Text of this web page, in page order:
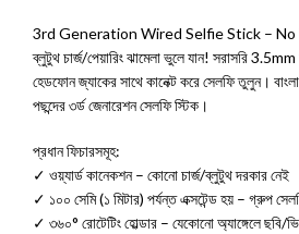
3rd Generation Wired Selfie Stick –
ব্লুটুথ চার্জ/পেয়ারিং ঝামেলা ভুলে যান! সরাসরি
হেডফোন জ্যাকের সাথে কানেক্ট করে সেলফি তুলুন।
পছন্দের ৩র্ড জেনারেশন সেলফি স্টিক।
প্রধান ফিচারসমূহ:
✓ ওয়্যার্ড কানেকশন – কোনো চার্জ/ব্লুটুথ দরকার নেই
✓ ১০০ সেমি (১ মিটার) পর্যন্ত এক্সটেন্ড হয় – গ্রুপ
✓ ৩৬০° রোটেটিং হোল্ডার – যেকোনো অ্যাঙ্গেলে ছবি/